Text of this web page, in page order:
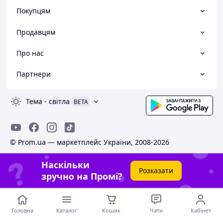
Покупцям
Продавцям
Про нас
Партнери
Тема - світла BETA
© Prom.ua — маркетплейс України, 2008-2026
Наскільки
зручно на Промі?
Розказати
Головна Каталог Кошик Чати Кабінет